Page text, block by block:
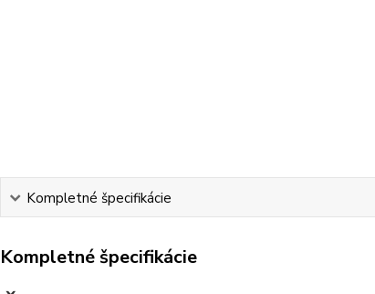
Kompletné špecifikácie
Kompletné špecifikácie